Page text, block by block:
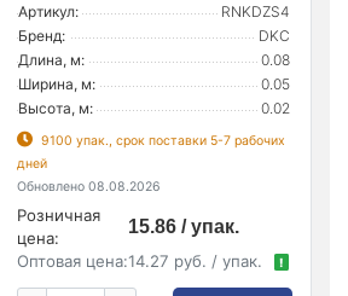
Артикул:
RNKDZS4
Бренд:
DKC
Длина, м:
0.08
Ширина, м:
0.05
Высота, м:
0.02
9100 упак., срок поставки 5-7 рабочих
дней
Обновлено 08.08.2026
Розничная
цена:
15.86 / упак.
Оптовая цена:14.27 руб. / упак. !